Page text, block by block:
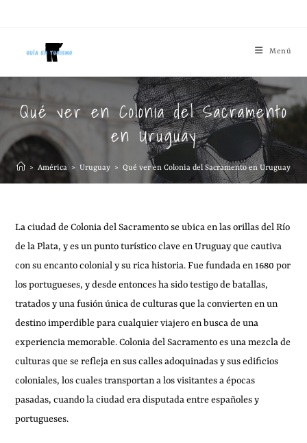
Menú
Qué ver en Colonia del Sacramento
en Uruguay
> América > Uruguay > Qué ver en Colonia del Sacramento en Uruguay
La ciudad de Colonia del Sacramento se ubica en las orillas del Río
de la Plata, y es un punto turístico clave en Uruguay que cautiva
con su encanto colonial y su rica historia. Fue fundada en 1680 por
los portugueses, y desde entonces ha sido testigo de batallas,
tratados y una fusión única de culturas que la convierten en un
destino imperdible para cualquier viajero en busca de una
experiencia memorable. Colonia del Sacramento es una mezcla de
culturas que se refleja en sus calles adoquinadas y sus edificios
coloniales, los cuales transportan a los visitantes a épocas
pasadas, cuando la ciudad era disputada entre españoles y
portugueses.